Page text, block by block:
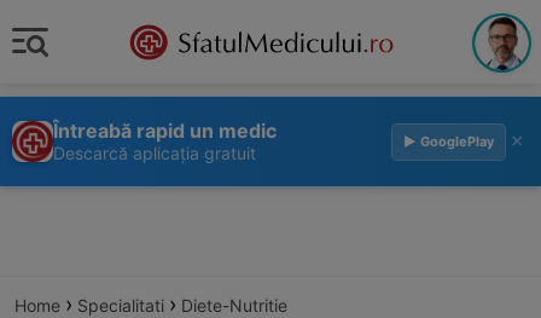
Întreabă rapid un medic
Descarcă aplicația gratuit
▶ GooglePlay ×
Home › Specialitati › Diete-Nutritie